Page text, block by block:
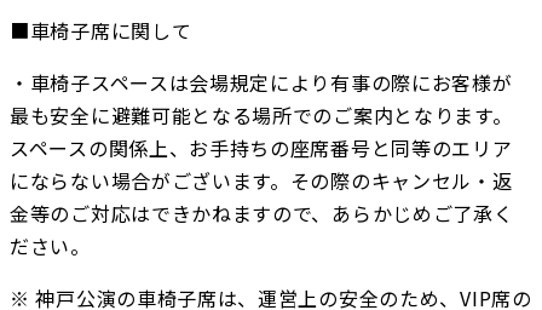
■車椅子席に関して
・車椅子スペースは会場規定により有事の際にお客様が
最も安全に避難可能となる場所でのご案内となります。
スペースの関係上、お手持ちの座席番号と同等のエリア
にならない場合がございます。その際のキャンセル・返
金等のご対応はできかねますので、あらかじめご了承く
ださい。
※ 神戸公演の車椅子席は、運営上の安全のため、VIP席の